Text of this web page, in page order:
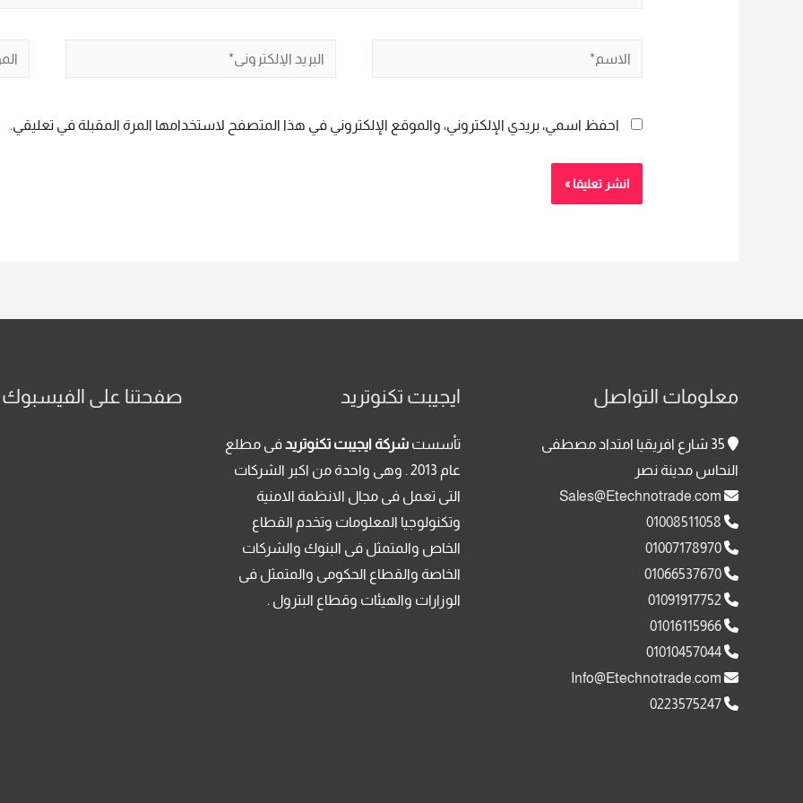
الاسم*
البريد
احفظ اسمي، بريدي الإلكتروني، والموقع الإلكتروني في هذا المتصفح لاستخدامها المرة المقبلة في تعليقي.
معلومات التواصل
35 شارع افريقيا امتداد مصطفى
النحاس مدينة نصر
01008511058
01007178970
01066537670
01091917752
01016115966
01010457044
0223575247
ايجيبت تكنوتريد
تأسست شركة ايجيبت تكنوتريدفى مطلع
عام 2013 . وهى واحدة من اكبر الشركات
التى تعمل فى مجال الانظمة الامنية
وتكنولوجيا المعلومات وتخدم القطاع
الخاص والمتمثل فى البنوك والشركات
الخاصة والقطاع الحكومى والمتمثل فى
الوزارات والهيئات وقطاع البترول .
صفحتنا على الفيسبوك